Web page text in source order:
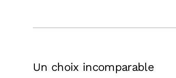
Un choix incomparable